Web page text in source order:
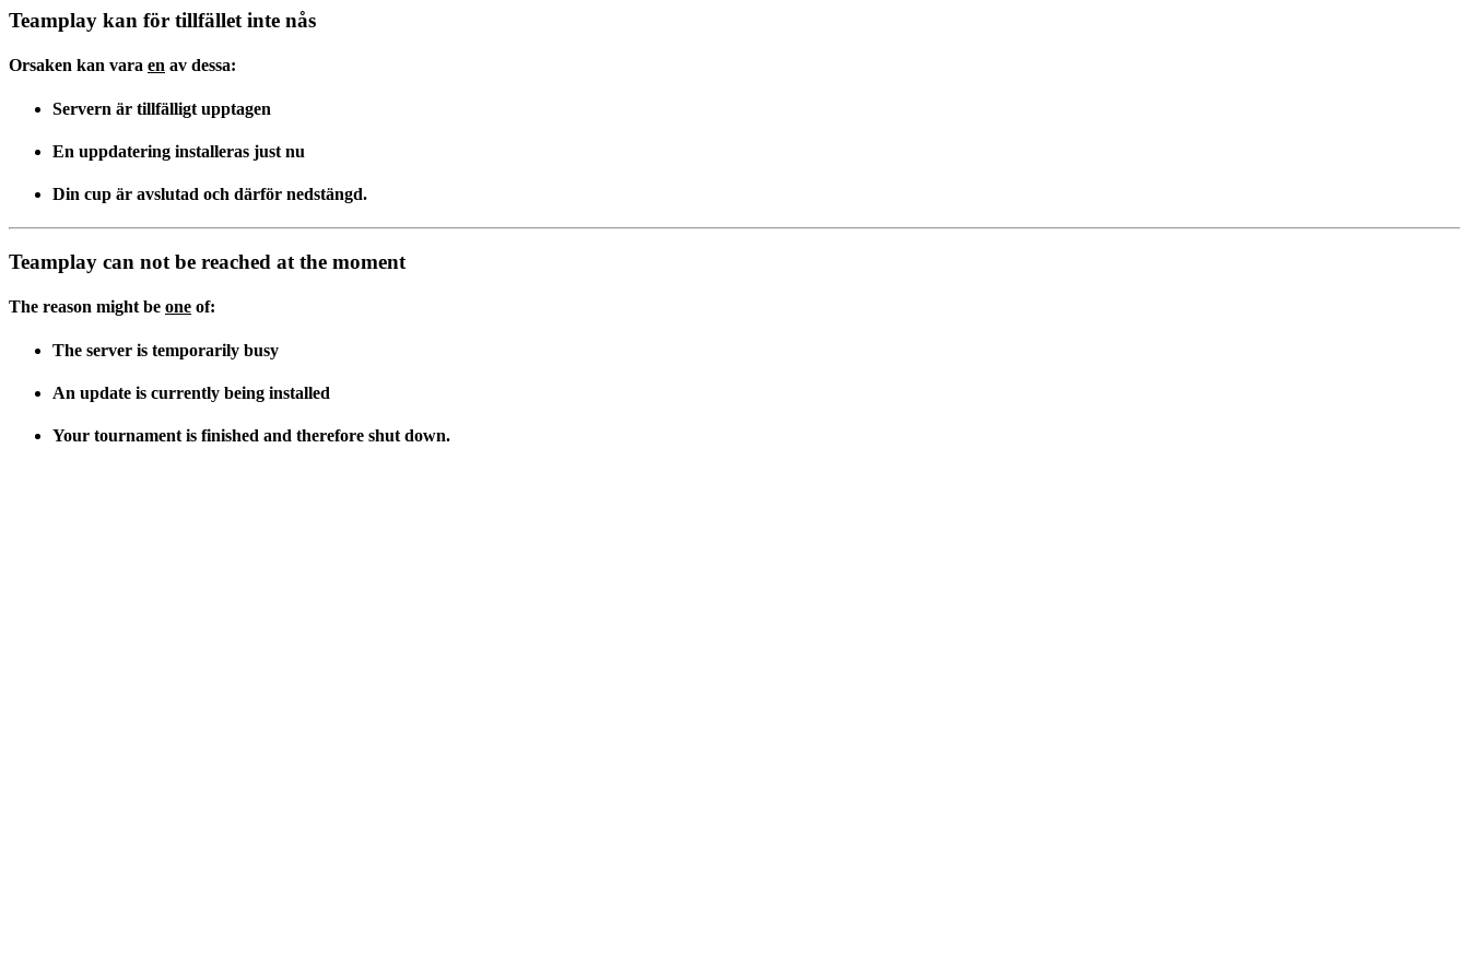
Teamplay kan för tillfället inte nås
Orsaken kan vara en av dessa:
Servern är tillfälligt upptagen
En uppdatering installeras just nu
Din cup är avslutad och därför nedstängd.
Teamplay can not be reached at the moment
The reason might be one of:
The server is temporarily busy
An update is currently being installed
Your tournament is finished and therefore shut down.